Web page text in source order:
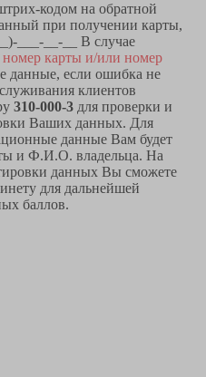
кодом на обратной
при получении карты,
___-__-__ В случае
карты и/или номер
данные, если ошибка не
клиентов
310-000-3 для проверки и
Ваших данных. Для
данные Вам будет
и Ф.И.О. владельца. На
данных Вы сможете
для дальнейшей
баллов.